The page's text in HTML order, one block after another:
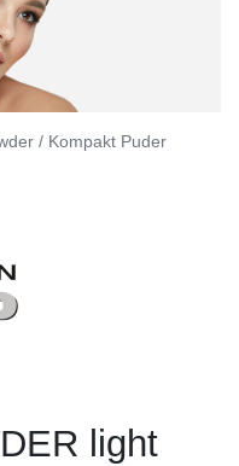
/ Kompakt Puder
light